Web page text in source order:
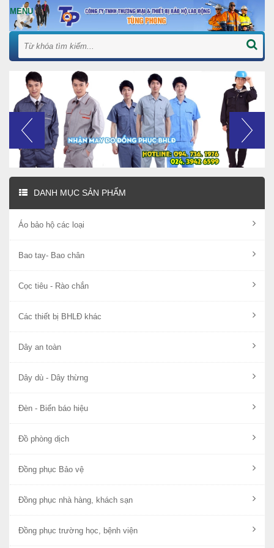
DANH MỤC SẢN PHẨM
Áo bảo hộ các loại
Bao tay- Bao chân
Cọc tiêu - Rào chắn
Các thiết bị BHLĐ khác
Dây an toàn
Dây dù - Dây thừng
Đèn - Biển báo hiệu
Đồ phòng dịch
Đồng phục Bảo vệ
Đồng phục nhà hàng, khách sạn
Đồng phục trường học, bệnh viện